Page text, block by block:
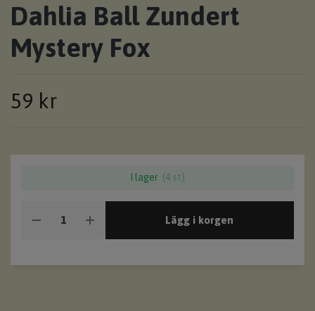
Dahlia Ball Zundert
Mystery Fox
59 kr
I lager (4 st)
Lägg i korgen